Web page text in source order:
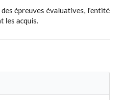
épreuves évaluatives, l'entité
les acquis.